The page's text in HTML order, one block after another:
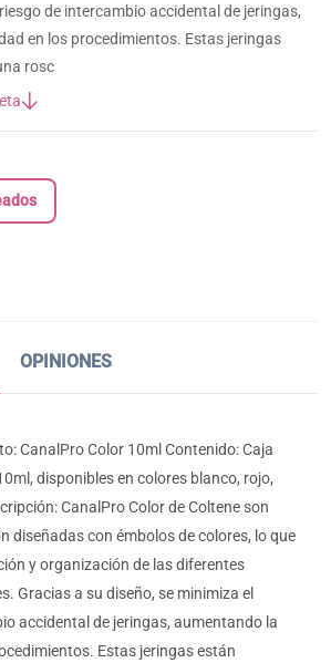
de intercambio accidental de jeringas,
en los procedimientos. Estas jeringas
rosc
OPINIONES
CanalPro Color 10ml Contenido: Caja
disponibles en colores blanco, rojo,
CanalPro Color de Coltene son
diseñadas con émbolos de colores, lo que
y organización de las diferentes
Gracias a su diseño, se minimiza el
accidental de jeringas, aumentando la
Estas jeringas están